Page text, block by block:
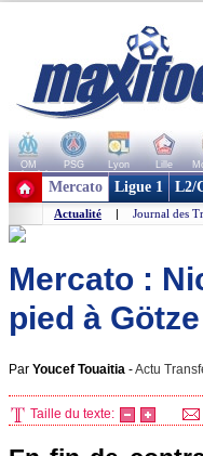
OM PSG Lyon Lille
+ de clubs
Mercato Ligue 1 L2/
Actualité | Journal des
Mercato :
pied à Götze
Par Youcef Touaitia -Actu
Taille du texte: